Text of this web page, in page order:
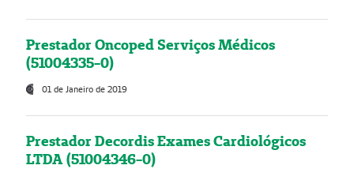
Prestador Oncoped Serviços Médicos
(51004335-0)
01 de Janeiro de 2019
Prestador Decordis Exames Cardiológicos
LTDA (51004346-0)